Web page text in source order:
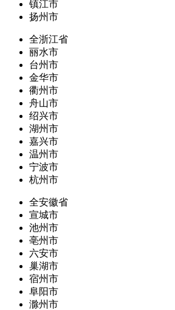
镇江市
扬州市
全浙江省
丽水市
台州市
金华市
衢州市
舟山市
绍兴市
湖州市
嘉兴市
温州市
宁波市
杭州市
全安徽省
宣城市
池州市
亳州市
六安市
巢湖市
宿州市
阜阳市
滁州市